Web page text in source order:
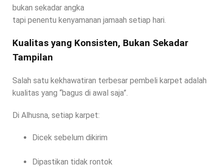
bukan sekadar angka
tapi penentu kenyamanan jamaah setiap hari.
Kualitas yang Konsisten, Bukan Sekadar
Tampilan
Salah satu kekhawatiran terbesar pembeli karpet adalah
kualitas yang “bagus di awal saja”.
Di Alhusna, setiap karpet:
Dicek sebelum dikirim
Dipastikan tidak rontok